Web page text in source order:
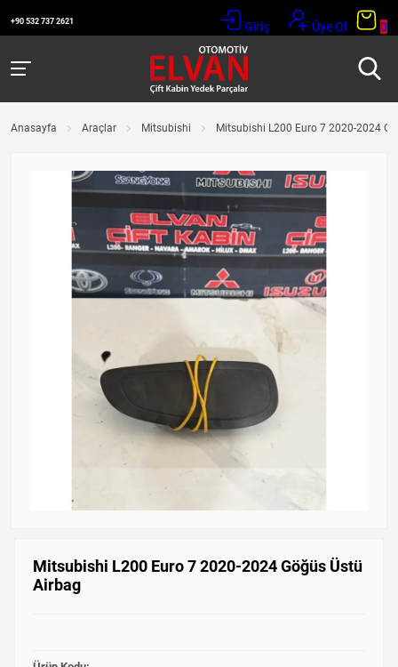
+90 532 737 2621 Giriş Üye Ol 0
Anasayfa Araçlar Mitsubishi Mitsubishi L200 Euro 7 2020-2024
Mitsubishi L200 Euro 7 2020-2024 Göğüs Üstü
Airbag